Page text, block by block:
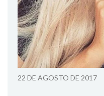
22 DE AGOSTO DE 2017